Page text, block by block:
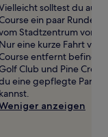
solltest du auf
ein paar Runden
Stadtzentrum von
Nur eine kurze Fahrt von
entfernt
Club und Pine
eine gepflegte Partie
kannst.
anzeigen